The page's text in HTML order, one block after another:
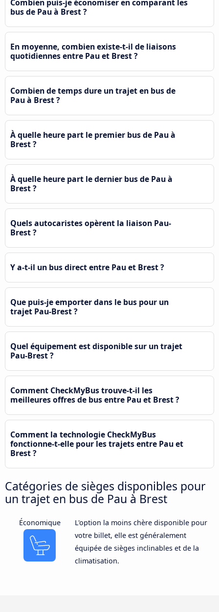
Combien puis-je économiser en comparant les
bus de Pau à Brest ?
En moyenne, combien existe-t-il de liaisons
quotidiennes entre Pau et Brest ?
Combien de temps dure un trajet en bus de
Pau à Brest ?
À quelle heure part le premier bus de Pau à
Brest ?
À quelle heure part le dernier bus de Pau à
Brest ?
Quels autocaristes opèrent la liaison Pau-
Brest ?
Y a-t-il un bus direct entre Pau et Brest ?
Que puis-je emporter dans le bus pour un
trajet Pau-Brest ?
Quel équipement est disponible sur un trajet
Pau-Brest ?
Comment CheckMyBus trouve-t-il les
meilleures offres de bus entre Pau et Brest ?
Comment la technologie CheckMyBus
fonctionne-t-elle pour les trajets entre Pau et
Brest ?
Catégories de sièges disponibles pour
un trajet en bus de Pau à Brest
Économique
L'option la moins chère disponible pour
votre billet, elle est généralement
équipée de sièges inclinables et de la
climatisation.